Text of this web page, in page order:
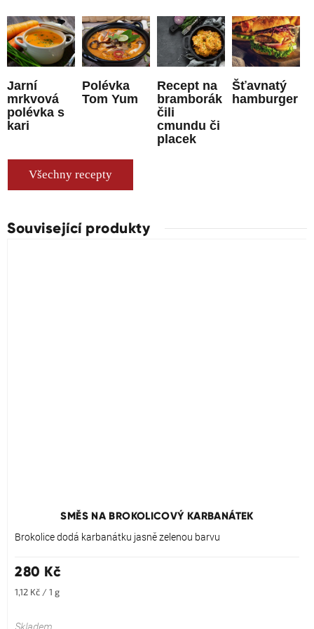
Související produkty
SMĚS NA BROKOLICOVÝ KARBANÁTEK
5,0
5
hvězdiček.
Brokolice dodá karbanátku jasně zelenou barvu
280 Kč
Měrná
1,12 Kč / 1 g
Skladem
Jarní
mrkvová
polévka s
kari
Polévka
Tom Yum
Recept na
bramborák
čili
cmundu či
placek
Šťavnatý
hamburger
Všechny recepty